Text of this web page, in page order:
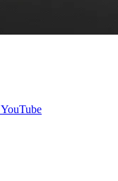
YouTube